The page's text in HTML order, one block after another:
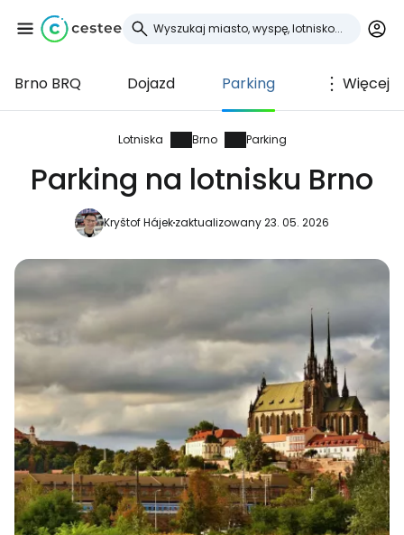
Brno BRQ Dojazd Parking Więcej
Lotniska Brno Parking
Parking na lotnisku Brno
Kryštof Hájekzaktualizowany 23. 05. 2026
Zaloguj się do
Cestee
... światowej społeczności podróżniczej
Kontynuuj z Facebookiem
Kontynuuj z e-mailem